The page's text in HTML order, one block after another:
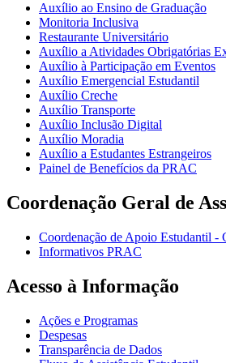
Auxílio ao Ensino de Graduação
Monitoria Inclusiva
Restaurante Universitário
Auxílio a Atividades Obrigatórias
Auxílio à Participação em Eventos
Auxílio Emergencial Estudantil
Auxílio Creche
Auxílio Transporte
Auxílio Inclusão Digital
Auxílio Moradia
Auxílio a Estudantes Estrangeiros
Painel de Benefícios da PRAC
Coordenação Geral de
Coordenação de Apoio Estudantil -
Informativos PRAC
Acesso à Informação
Ações e Programas
Despesas
Transparência de Dados